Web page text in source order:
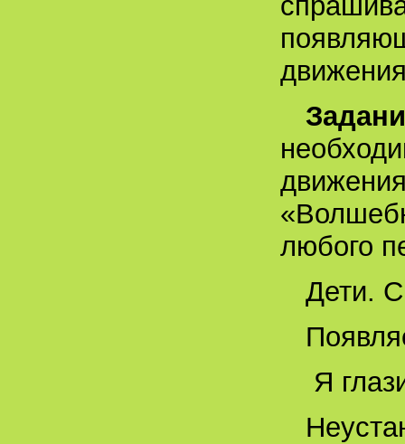
любого
Дети.
Я